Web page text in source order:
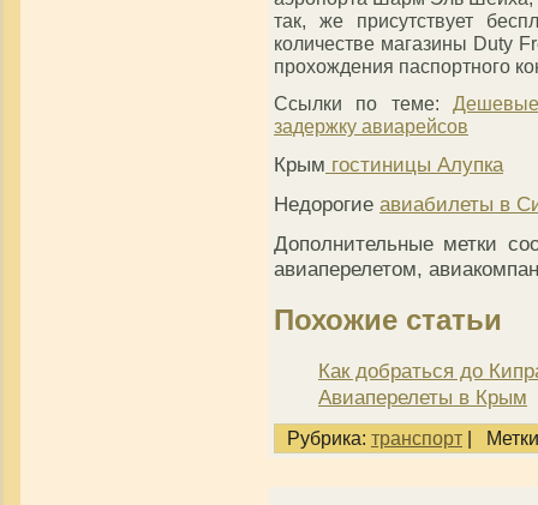
так, же присутствует
количестве магазины Duty
прохождения паспортного
Ссылки по теме:
задержку авиарейсов
Крым гостиницы Алупка
Недорогие авиабилеты в
Дополнительные метки
авиаперелетом,
Похожие статьи
Как добраться до
Авиаперелеты в Крым
Рубрика: транспорт |